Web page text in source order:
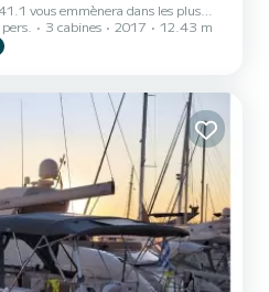
vous emmènera dans les plus
Vous pourrez accueillir
voile lattée et d'un Génois...
3 cabines 2017 12.43 m